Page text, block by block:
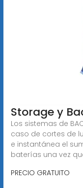
Storage y
Los sistemas de
caso de cortes de
e instantánea el
baterías una vez
PRECIO GRATUITO